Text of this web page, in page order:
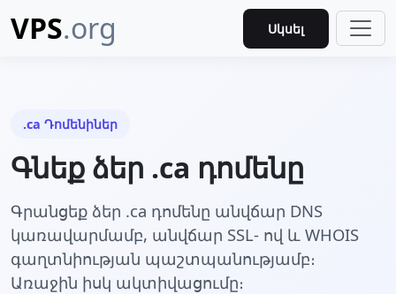
VPS.org Սկսել
.ca Դոմենիներ
Գնեք ձեր .ca դոմենը
Գրանցեք ձեր .ca դոմենը անվճար DNS
կառավարմամբ, անվճար SSL- ով և WHOIS
գաղտնիության պաշտպանությամբ։
Առաջին իսկ ակտիվացումը։